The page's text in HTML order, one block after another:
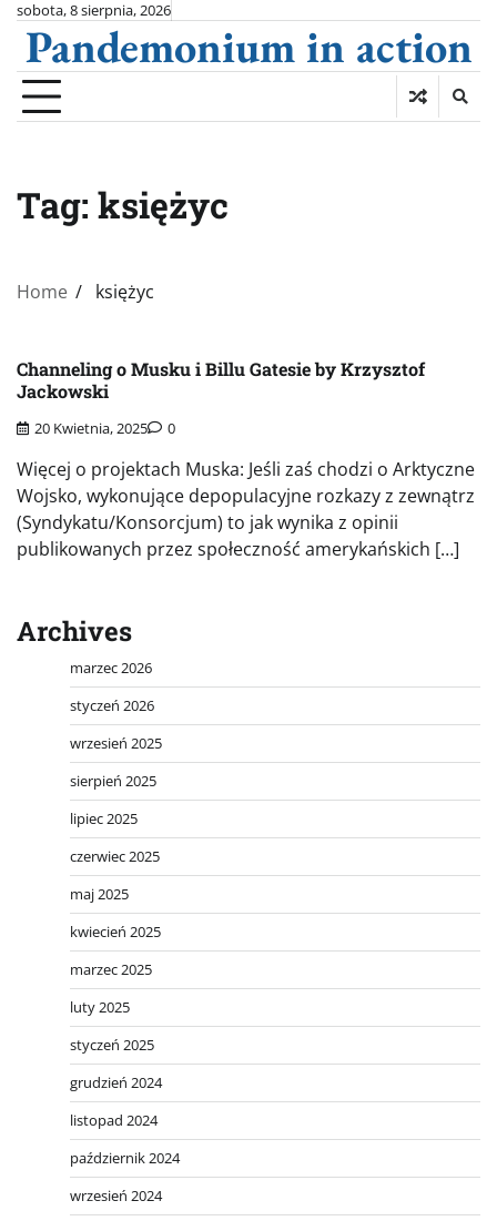
Skip
content
sobota, 8 sierpnia, 2026
Pandemonium in action
Tag: księżyc
Home księżyc
Channeling o Musku i Billu Gatesie by Krzysztof
Jackowski
20 Kwietnia, 2025 0
Więcej o projektach Muska: Jeśli zaś chodzi o Arktyczne
Wojsko, wykonujące depopulacyjne rozkazy z zewnątrz
(Syndykatu/Konsorcjum) to jak wynika z opinii
publikowanych przez społeczność amerykańskich […]
Archives
marzec 2026
styczeń 2026
wrzesień 2025
sierpień 2025
lipiec 2025
czerwiec 2025
maj 2025
kwiecień 2025
marzec 2025
luty 2025
styczeń 2025
grudzień 2024
listopad 2024
październik 2024
wrzesień 2024